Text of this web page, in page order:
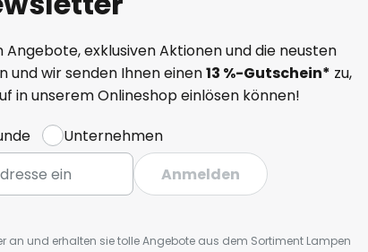
exklusiven Aktionen und die neusten
wir senden Ihnen einen13 %-Gutschein* zu,
in unserem Onlineshop einlösen können!
Unternehmen
Anmelden
an und erhalten sie tolle Angebote aus dem Sortiment Lampen